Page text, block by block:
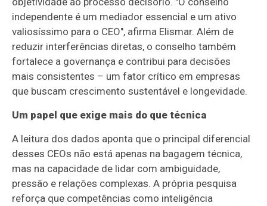
independente é um mediador essencial e um ativo
valiosíssimo para o CEO", afirma Elismar. Além de
reduzir interferências diretas, o conselho também
fortalece a governança e contribui para decisões
mais consistentes – um fator crítico em empresas
que buscam crescimento sustentável e longevidade.
Um papel que exige mais do que técnica
A leitura dos dados aponta que o principal diferencial
desses CEOs não está apenas na bagagem técnica,
mas na capacidade de lidar com ambiguidade,
pressão e relações complexas. A própria pesquisa
reforça que competências como inteligência